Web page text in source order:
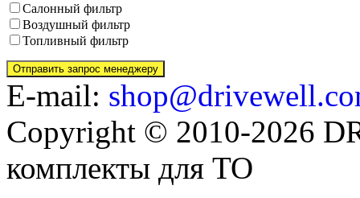
Салонный фильтр
Воздушный фильтр
Топливный фильтр
E-mail:
Copyright © 2010-2026
комплекты для ТО